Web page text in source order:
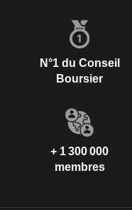
N°1 du Conseil
Boursier
+ 1 300 000
membres